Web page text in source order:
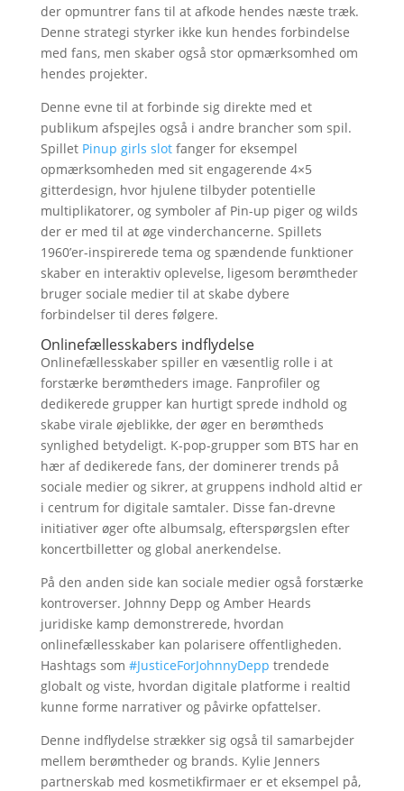
der opmuntrer fans til at afkode hendes næste træk.
Denne strategi styrker ikke kun hendes forbindelse
med fans, men skaber også stor opmærksomhed om
hendes projekter.
Denne evne til at forbinde sig direkte med et
publikum afspejles også i andre brancher som spil.
Spillet Pinup girls slotfanger for eksempel
opmærksomheden med sit engagerende 4×5
gitterdesign, hvor hjulene tilbyder potentielle
multiplikatorer, og symboler af Pin-up piger og wilds
der er med til at øge vinderchancerne. Spillets
1960’er-inspirerede tema og spændende funktioner
skaber en interaktiv oplevelse, ligesom berømtheder
bruger sociale medier til at skabe dybere
forbindelser til deres følgere.
Onlinefællesskabers indflydelse
Onlinefællesskaber spiller en væsentlig rolle i at
forstærke berømtheders image. Fanprofiler og
dedikerede grupper kan hurtigt sprede indhold og
skabe virale øjeblikke, der øger en berømtheds
synlighed betydeligt. K-pop-grupper som BTS har en
hær af dedikerede fans, der dominerer trends på
sociale medier og sikrer, at gruppens indhold altid er
i centrum for digitale samtaler. Disse fan-drevne
initiativer øger ofte albumsalg, efterspørgslen efter
koncertbilletter og global anerkendelse.
På den anden side kan sociale medier også forstærke
kontroverser. Johnny Depp og Amber Heards
juridiske kamp demonstrerede, hvordan
onlinefællesskaber kan polarisere offentligheden.
Hashtags som #JusticeForJohnnyDepp trendede
globalt og viste, hvordan digitale platforme i realtid
kunne forme narrativer og påvirke opfattelser.
Denne indflydelse strækker sig også til samarbejder
mellem berømtheder og brands. Kylie Jenners
partnerskab med kosmetikfirmaer er et eksempel på,